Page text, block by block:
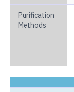
Purification
Methods